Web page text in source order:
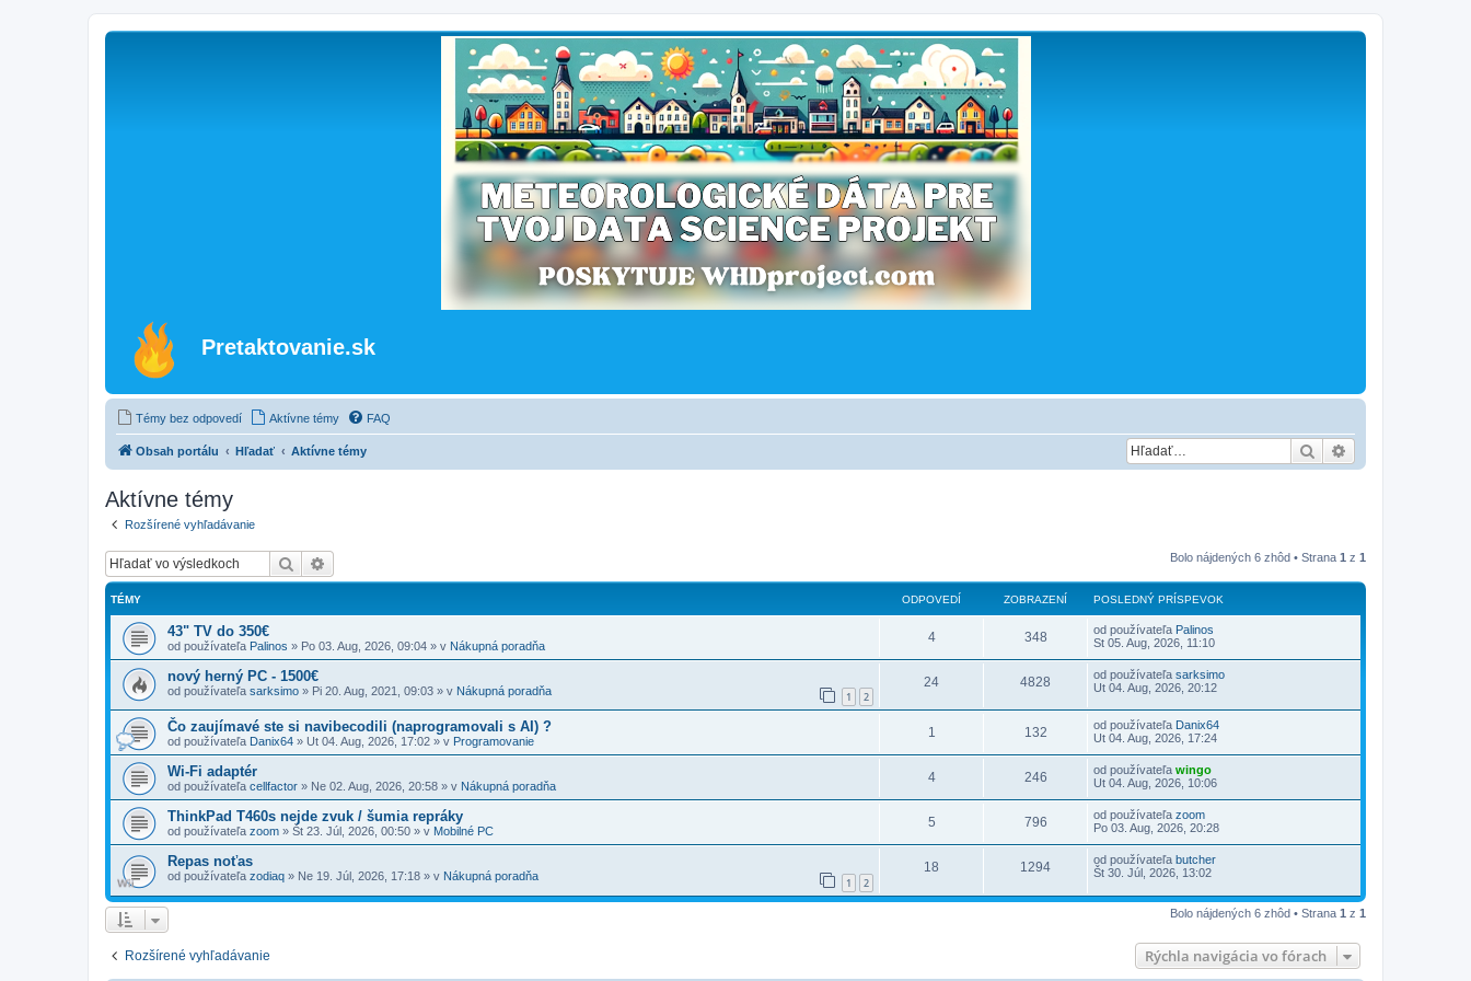
Pretaktovanie.sk
Témy bez odpovedí Aktívne témy FAQ
Obsah portálu Hľadať Aktívne témy Hľadať
Aktívne témy
Rozšírené vyhľadávanie
Hľadať Bolo nájdených 6 zhôd • Strana 1 z 1
TÉMY ODPOVEDÍ ZOBRAZENÍ POSLEDNÝ PRÍSPEVOK
43" TV do 350€
od používateľa Palinos » Po 03. Aug, 2026, 09:04 » v Nákupná poradňa
4 348 od používateľa Palinos
St 05. Aug, 2026, 11:10
nový herný PC - 1500€
od používateľa sarksimo » Pi 20. Aug, 2021, 09:03 » v Nákupná poradňa 1 2
24 4828 od používateľa sarksimo
Ut 04. Aug, 2026, 20:12
Čo zaujímavé ste si navibecodili (naprogramovali s AI) ?
od používateľa Danix64 » Ut 04. Aug, 2026, 17:02 » v Programovanie
1 132 od používateľa Danix64
Ut 04. Aug, 2026, 17:24
Wi-Fi adaptér
od používateľa cellfactor » Ne 02. Aug, 2026, 20:58 » v Nákupná poradňa
4 246 od používateľa wingo
Ut 04. Aug, 2026, 10:06
ThinkPad T460s nejde zvuk / šumia repráky
od používateľa zoom » Št 23. Júl, 2026, 00:50 » v Mobilné PC
5 796 od používateľa zoom
Po 03. Aug, 2026, 20:28
Repas noťas
od používateľa zodiaq » Ne 19. Júl, 2026, 17:18 » v Nákupná poradňa 1 2
18 1294 od používateľa butcher
Št 30. Júl, 2026, 13:02
Bolo nájdených 6 zhôd • Strana 1 z 1
Rozšírené vyhľadávanie Rýchla navigácia vo fórach